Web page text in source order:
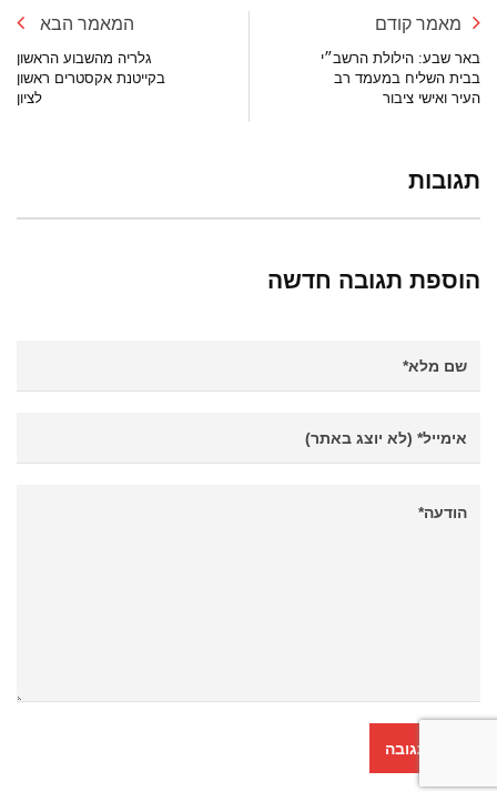
מאמר קודם
באר שבע: הילולת הרשב״י
בבית השליח במעמד רב
העיר ואישי ציבור
המאמר הבא
גלריה מהשבוע הראשון
בקייטנת אקסטרים ראשון
לציון
תגובות
הוספת תגובה חדשה